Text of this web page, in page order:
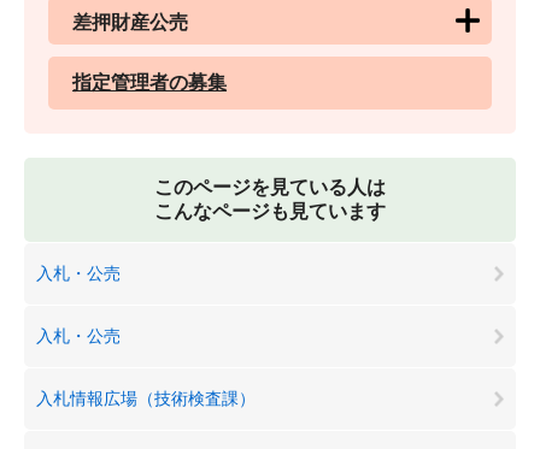
差押財産公売
指定管理者の募集
このページを見ている人は
こんなページも見ています
入札・公売
入札・公売
入札情報広場（技術検査課）